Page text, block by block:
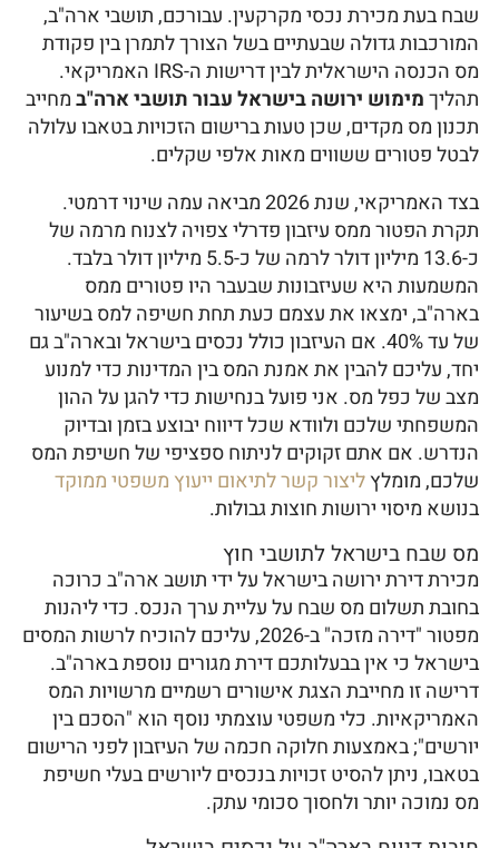
שבח בעת מכירת נכסי מקרקעין. עבורכם, תושבי ארה"ב,
המורכבות גדולה שבעתיים בשל הצורך לתמרן בין פקודת
מס הכנסה הישראלית לבין דרישות ה-IRS האמריקאי.
תהליךמימוש ירושה בישראל עבור תושבי ארה"במחייב
תכנון מס מקדים, שכן טעות ברישום הזכויות בטאבו עלולה
לבטל פטורים ששווים מאות אלפי שקלים.
בצד האמריקאי, שנת 2026 מביאה עמה שינוי דרמטי.
תקרת הפטור ממס עיזבון פדרלי צפויה לצנוח מרמה של
כ-13.6 מיליון דולר לרמה של כ-5.5 מיליון דולר בלבד.
המשמעות היא שעיזבונות שבעבר היו פטורים ממס
בארה"ב, ימצאו את עצמם כעת תחת חשיפה למס בשיעור
של עד 40%. אם העיזבון כולל נכסים בישראל ובארה"ב גם
יחד, עליכם להבין את אמנת המס בין המדינות כדי למנוע
מצב של כפל מס. אני פועל בנחישות כדי להגן על ההון
המשפחתי שלכם ולוודא שכל דיווח יבוצע בזמן ובדיוק
הנדרש. אם אתם זקוקים לניתוח ספציפי של חשיפת המס
שלכם, מומלץליצור קשר לתיאום ייעוץ משפטי ממוקד
בנושא מיסוי ירושות חוצות גבולות.
מס שבח בישראל לתושבי חוץ
מכירת דירת ירושה בישראל על ידי תושב ארה"ב כרוכה
בחובת תשלום מס שבח על עליית ערך הנכס. כדי ליהנות
מפטור "דירה מזכה" ב-2026, עליכם להוכיח לרשות המסים
בישראל כי אין בבעלותכם דירת מגורים נוספת בארה"ב.
דרישה זו מחייבת הצגת אישורים רשמיים מרשויות המס
האמריקאיות. כלי משפטי עוצמתי נוסף הוא "הסכם בין
יורשים"; באמצעות חלוקה חכמה של העיזבון לפני הרישום
בטאבו, ניתן להסיט זכויות בנכסים ליורשים בעלי חשיפת
מס נמוכה יותר ולחסוך סכומי עתק.